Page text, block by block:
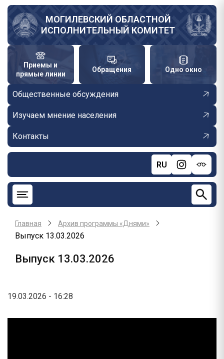
Перейти
основному
содержанию
МОГИЛЕВСКИЙ ОБЛАСТНОЙ
ИСПОЛНИТЕЛЬНЫЙ КОМИТЕТ
Приемы и
прямые линии
Обращения Одно окно
Общественные обсуждения
Изучаем мнение населения
Контакты
RU
Главная Архив программы «Днями»
Выпуск 13.03.2026
Выпуск 13.03.2026
19.03.2026 - 16:28